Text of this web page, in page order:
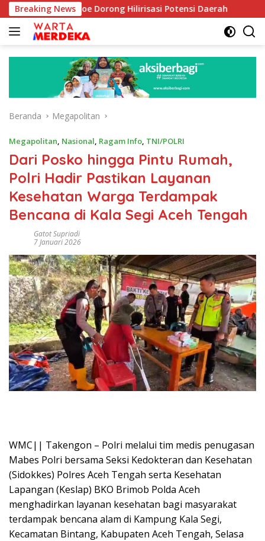
Langsung
ke
konten
Breaking News
Aboe Dorong Hilirisasi Potensi Daerah DPR Dorong
Beranda Megapolitan
Megapolitan, Nasional, Ragam Info, TNI/POLRI
Dari Posko hingga Pintu Rumah,
Polri Hadir Pastikan Layanan
Kesehatan Warga Terdampak
Bencana di Kala Segi Aceh Tengah
Gatot Supriadi
7 Januari 2026
WMC|| Takengon – Polri melalui tim medis penugasan
Mabes Polri bersama Seksi Kedokteran dan Kesehatan
(Sidokkes) Polres Aceh Tengah serta Kesehatan
Lapangan (Keslap) BKO Brimob Polda Aceh
menghadirkan layanan kesehatan bagi masyarakat
terdampak bencana alam di Kampung Kala Segi,
Kecamatan Bintang, Kabupaten Aceh Tengah, Selasa